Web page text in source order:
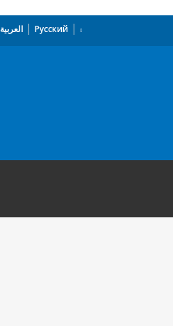
العربية Русский